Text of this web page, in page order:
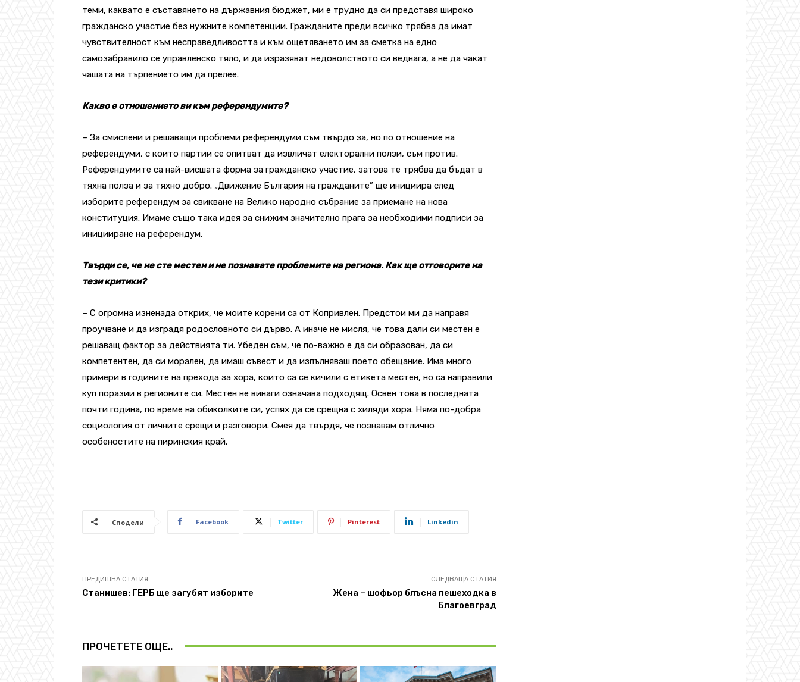
теми, каквато е съставянето на държавния бюджет, ми е трудно да си представя широко
гражданско участие без нужните компетенции. Гражданите преди всичко трябва да имат
чувствителност към несправедливостта и към ощетяването им за сметка на едно
самозабравило се управленско тяло, и да изразяват недоволството си веднага, а не да чакат
чашата на търпението им да прелее.
Какво е отношението ви към референдумите?
– За смислени и решаващи проблеми референдуми съм твърдо за, но по отношение на
референдуми, с които партии се опитват да извличат електорални ползи, съм против.
Референдумите са най-висшата форма за гражданско участие, затова те трябва да бъдат в
тяхна полза и за тяхно добро. „Движение България на гражданите” ще инициира след
изборите референдум за свикване на Велико народно събрание за приемане на нова
конституция. Имаме също така идея за снижим значително прага за необходими подписи за
иницииране на референдум.
Твърди се, че не сте местен и не познавате проблемите на региона. Как ще отговорите на
тези критики?
– С огромна изненада открих, че моите корени са от Копривлен. Предстои ми да направя
проучване и да изградя родословното си дърво. А иначе не мисля, че това дали си местен е
решаващ фактор за действията ти. Убеден съм, че по-важно е да си образован, да си
компетентен, да си морален, да имаш съвест и да изпълняваш поето обещание. Има много
примери в годините на прехода за хора, които са се кичили с етикета местен, но са направили
куп поразии в регионите си. Местен не винаги означава подходящ. Освен това в последната
почти година, по време на обиколките си, успях да се срещна с хиляди хора. Няма по-добра
социология от личните срещи и разговори. Смея да твърдя, че познавам отлично
особеностите на пиринския край.
Сподели Facebook Twitter Pinterest Linkedin
ПРЕДИШНА СТАТИЯ
Станишев: ГЕРБ ще загубят изборите
СЛЕДВАЩА СТАТИЯ
Жена – шофьор блъсна пешеходка в
Благоевград
ПРОЧЕТЕТЕ ОЩЕ..